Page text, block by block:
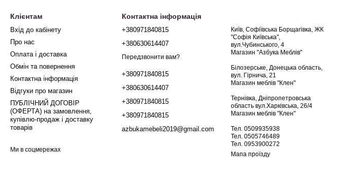
Клієнтам
Вхід до кабінету
Про нас
Оплата і доставка
Обмін та повернення
Контактна інформація
Відгуки про магазин
ПУБЛІЧНИЙ ДОГОВІР
(ОФЕРТА) на замовлення,
купівлю-продаж і доставку
товарів
Ми в соцмережах
Контактна інформація
+380971840815
+380630614407
Передзвонити вам?
+380971840815
+380630614407
+380971840815
+380971840815
azbukamebeli2019@gmail.com
Київ, Софіївська Борщагівка, ЖК
"Софія Київська",
вул.Чубинського, 4
Магазин "Азбука Меблів"
Білозерське, Донецька область,
вул. Гірнича, 21
Магазин меблів "Клен"
Тернівка, Дніпропетровська
область вул.Харківська, 26/4
Магазин меблів "Клен"
Тел. 0509935938
Тел. 0505746489
Тел. 0953900272
Мапа проїзду